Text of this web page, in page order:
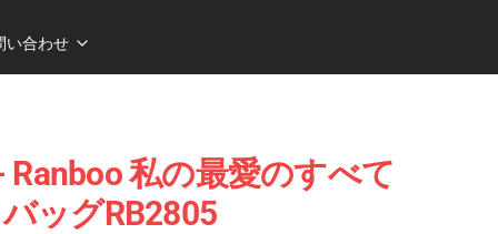
い合わせ
Ranboo 私の最愛のすべて
ッグRB2805